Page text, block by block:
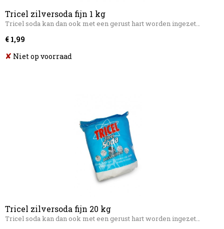
Tricel zilversoda fijn 1 kg
Tricel soda kan dan ook met een gerust hart worden ingezet…
€ 1,99
✘ Niet op voorraad
Tricel zilversoda fijn 20 kg
Tricel soda kan dan ook met een gerust hart worden ingezet…